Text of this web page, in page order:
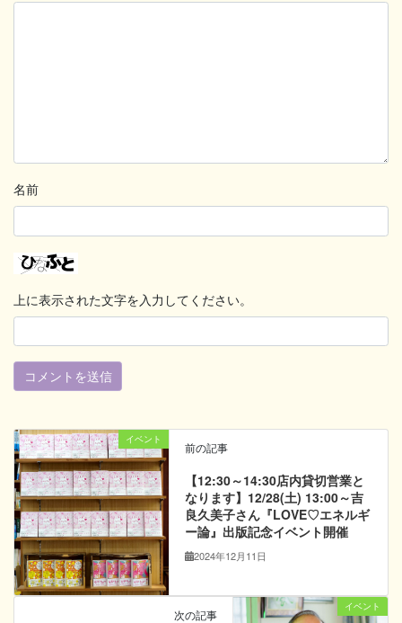
名前
上に表示された文字を入力してください。
イベント
前の記事
【12:30～14:30店内貸切営業と
なります】12/28(土) 13:00～吉
良久美子さん『LOVE♡エネルギ
ー論』出版記念イベント開催
2024年12月11日
イベント
次の記事